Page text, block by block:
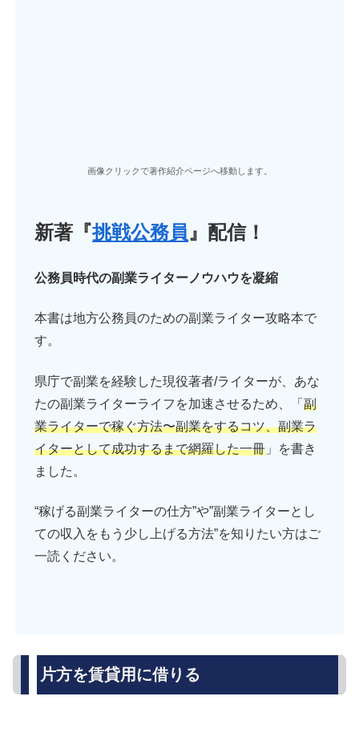
画像クリックで著作紹介ページへ移動します。
新著『挑戦公務員』配信！
公務員時代の副業ライターノウハウを凝縮
本書は地方公務員のための副業ライター攻略本で
す。
県庁で副業を経験した現役著者/ライターが、あな
たの副業ライターライフを加速させるため、「 副
業ライターで稼ぐ方法〜副業をするコツ、副業ラ
イターとして成功するまで網羅した一冊 」を書き
ました。
“稼げる副業ライターの仕方”や”副業ライターとし
ての収入をもう少し上げる方法”を知りたい方はご
一読ください。
片方を賃貸用に借りる